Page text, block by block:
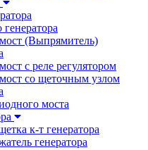
(Выпрямитель)
с реле регулятором
со щеточным узлом
моста
к-т генератора
генератора